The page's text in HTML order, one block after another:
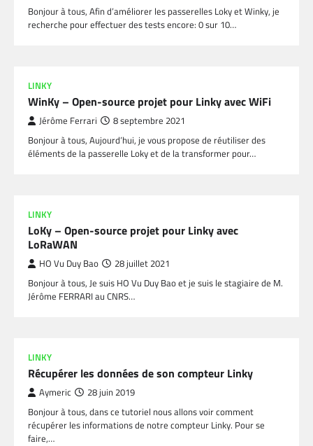
Bonjour à tous, Afin d’améliorer les passerelles Loky et Winky, je
recherche pour effectuer des tests encore: 0 sur 10…
LINKY
WinKy – Open-source projet pour Linky avec WiFi
Jérôme Ferrari 8 septembre 2021
Bonjour à tous, Aujourd’hui, je vous propose de réutiliser des
éléments de la passerelle Loky et de la transformer pour…
LINKY
LoKy – Open-source projet pour Linky avec
LoRaWAN
HO Vu Duy Bao 28 juillet 2021
Bonjour à tous, Je suis HO Vu Duy Bao et je suis le stagiaire de M.
Jérôme FERRARI au CNRS…
LINKY
Récupérer les données de son compteur Linky
Aymeric 28 juin 2019
Bonjour à tous, dans ce tutoriel nous allons voir comment
récupérer les informations de notre compteur Linky. Pour se
faire,…